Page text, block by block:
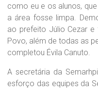
como eu e os alunos,
a área fosse limpa.
ao prefeito Júlio Cezar
Povo, além de todas as
completou Évila Canuto.
A secretária da
esforço das equipes da